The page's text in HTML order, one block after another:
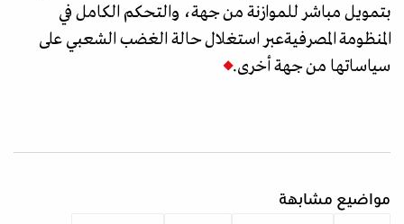
بتمويل مباشر للموازنة من جهة، والتحكم الكامل في
المنظومة المصرفيةعبر استغلال حالة الغضب الشعبي على
سياساتها من جهة أخرى.
مواضيع مشابهة